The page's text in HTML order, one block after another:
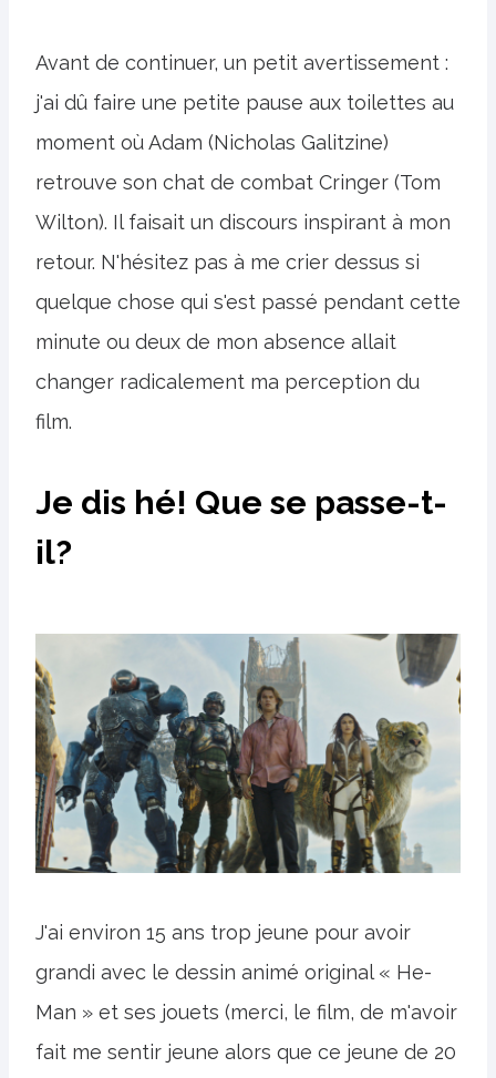
Avant de continuer, un petit avertissement :
j'ai dû faire une petite pause aux toilettes au
moment où Adam (Nicholas Galitzine)
retrouve son chat de combat Cringer (Tom
Wilton). Il faisait un discours inspirant à mon
retour. N'hésitez pas à me crier dessus si
quelque chose qui s'est passé pendant cette
minute ou deux de mon absence allait
changer radicalement ma perception du
film.
Je dis hé! Que se passe-t-
il?
J'ai environ 15 ans trop jeune pour avoir
grandi avec le dessin animé original « He-
Man » et ses jouets (merci, le film, de m'avoir
fait me sentir jeune alors que ce jeune de 20